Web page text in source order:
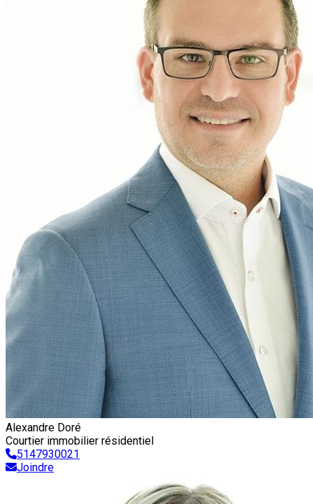
Alexandre Doré
Courtier immobilier résidentiel
5147930021
Joindre